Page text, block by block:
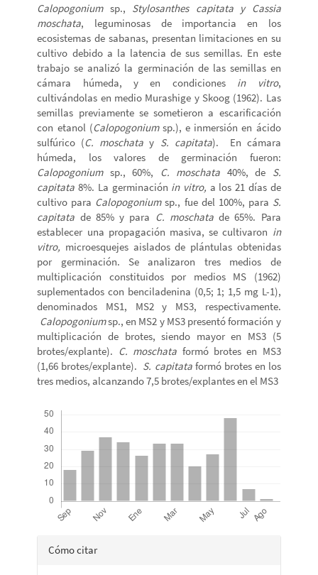
Calopogoniumsp., Stylosanthes capitata y Cassia
moschata, leguminosas de importancia en los
ecosistemas de sabanas, presentan limitaciones en su
cultivo debido a la latencia de sus semillas. En este
trabajo se analizó la germinación de las semillas en
cámara húmeda, y en condiciones in vitro,
cultivándolas en medio Murashige y Skoog (1962). Las
semillas previamente se sometieron a escarificación
con etanol (Calopogonium sp.), e inmersión en ácido
sulfúrico (C. moschata y S. capitata). En cámara
húmeda, los valores de germinación fueron:
Calopogoniumsp., 60%, C. moschata 40%, de S.
capitata 8%. La germinación in vitro, a los 21 días de
cultivo para Calopogoniumsp., fue del 100%, para S.
capitata de 85% y para C. moschatade 65%. Para
establecer una propagación masiva, se cultivaron in
vitro, microesquejes aislados de plántulas obtenidas
por germinación. Se analizaron tres medios de
multiplicación constituidos por medios MS (1962)
suplementados con benciladenina (0,5; 1; 1,5 mg L-1),
denominados MS1, MS2 y MS3, respectivamente.
Calopogoniumsp., en MS2 y MS3 presentó formación y
multiplicación de brotes, siendo mayor en MS3 (5
brotes/explante). C. moschata formó brotes en MS3
(1,66 brotes/explante). S. capitata formó brotes en los
tres medios, alcanzando 7,5 brotes/explantes en el MS3
Detalles
Cómo citar